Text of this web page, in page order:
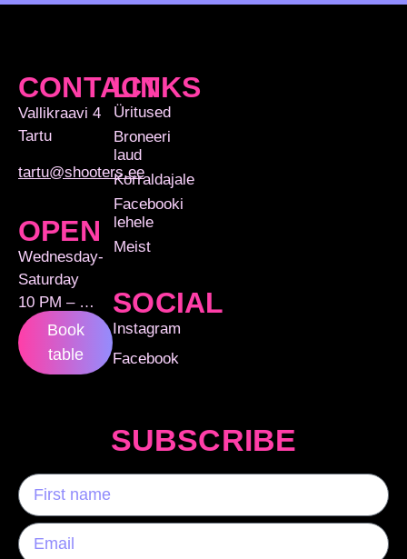
CONTACT
Vallikraavi 4
Tartu
tartu@shooters.ee
OPEN
Wednesday-
Saturday
10 PM – …
Book
table
LINKS
Üritused
Broneeri
laud
Korraldajale
Facebooki
lehele
Meist
SOCIAL
Instagram
Facebook
SUBSCRIBE